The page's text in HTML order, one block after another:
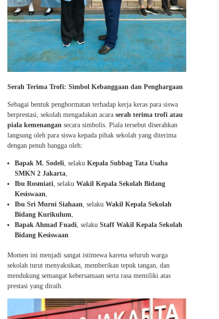
Serah Terima Trofi: Simbol Kebanggaan dan Penghargaan
Sebagai bentuk penghormatan terhadap kerja keras para siswa
berprestasi, sekolah mengadakan acara serah terima trofi atau
piala kemenangan secara simbolis. Piala tersebut diserahkan
langsung oleh para siswa kepada pihak sekolah yang diterima
dengan penuh bangga oleh:
Bapak M. Sodeli, selaku Kepala Subbag Tata Usaha
SMKN 2 Jakarta,
Ibu Rosmiati, selaku Wakil Kepala Sekolah Bidang
Kesiswaan,
Ibu Sri Murni Siahaan, selaku Wakil Kepala Sekolah
Bidang Kurikulum,
Bapak Ahmad Fuadi, selaku Staff Wakil Kepala Sekolah
Bidang Kesiswaan
Momen ini menjadi sangat istimewa karena seluruh warga
sekolah turut menyaksikan, memberikan tepuk tangan, dan
mendukung semangat kebersamaan serta rasa memiliki atas
prestasi yang diraih.